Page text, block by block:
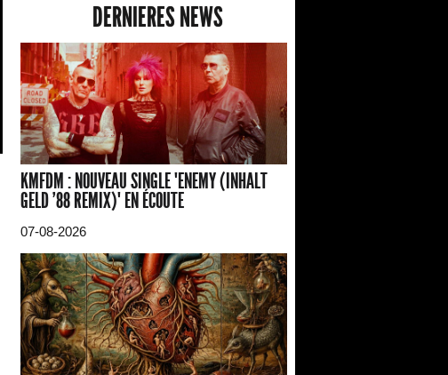
DERNIERES NEWS
KMFDM : NOUVEAU SINGLE "ENEMY (INHALT
GELD '88 REMIX)" EN ÉCOUTE
07-08-2026